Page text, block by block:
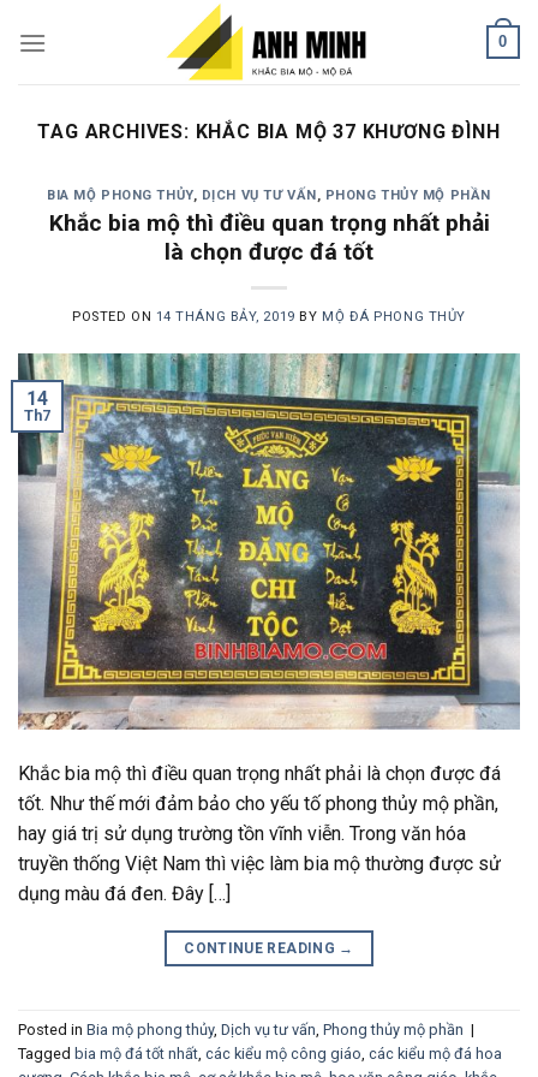
0
TAG ARCHIVES: KHẮC BIA MỘ 37 KHƯƠNG ĐÌNH
BIA MỘ PHONG THỦY, DỊCH VỤ TƯ VẤN, PHONG THỦY MỘ PHẦN
Khắc bia mộ thì điều quan trọng nhất phải
là chọn được đá tốt
POSTED ON 14 THÁNG BẢY, 2019 BY MỘ ĐÁ PHONG THỦY
14
Th7
Khắc bia mộ thì điều quan trọng nhất phải là chọn được đá
tốt. Như thế mới đảm bảo cho yếu tố phong thủy mộ phần,
hay giá trị sử dụng trường tồn vĩnh viễn. Trong văn hóa
truyền thống Việt Nam thì việc làm bia mộ thường được sử
dụng màu đá đen. Đây […]
CONTINUE READING →
Posted in Bia mộ phong thủy, Dịch vụ tư vấn, Phong thủy mộ phần |
Tagged bia mộ đá tốt nhất, các kiểu mộ công giáo, các kiểu mộ đá hoa